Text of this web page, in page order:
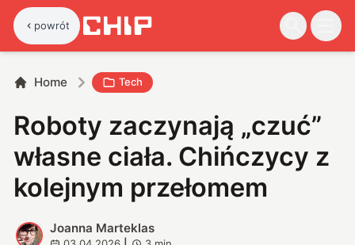
powrót
Home Tech
Roboty zaczynają „czuć”
własne ciała. Chińczycy z
kolejnym przełomem
J
Joanna Marteklas